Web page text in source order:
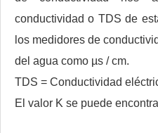
conductividad o TDS de
los medidores de
del agua como µs / cm.
TDS = Conductividad
El valor K se puede